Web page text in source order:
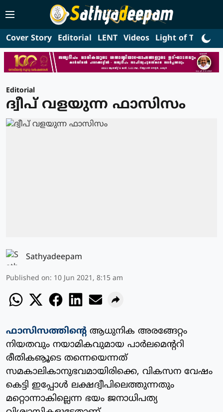
Cover Story Editorial LENT Videos Light of Truth
Editorial
ദ്വീപ് വളയുന്ന ഫാസിസം
Sathyadeepam
Published on: 10 Jun 2021, 8:15 am
ഫാസിസത്തിന്റെ ആധുനിക അരങ്ങേറ്റം
നിയതവും നയാമികവുമായ പാര്‍ലമെന്ററി
രീതികൡൂടെ തന്നെയെന്നത്
സമകാലികാനുഭവമായിരിക്കെ, വികസന വേഷം
കെട്ടി ഇപ്പോള്‍ ലക്ഷദ്വീപിലെത്തുന്നതും
മറ്റൊന്നാകില്ലെന്ന ഭയം ജനാധിപത്യ